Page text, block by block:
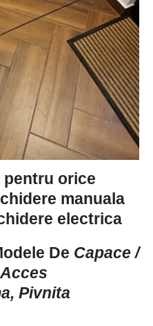
orice
manuala
electrica
De Capace /
Pivnita